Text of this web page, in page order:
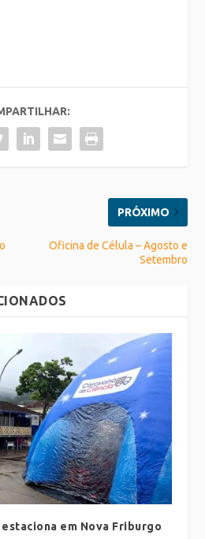
PRÓXIMO
Oficina de Célula – Agosto e
Setembro
estaciona em Nova Friburgo